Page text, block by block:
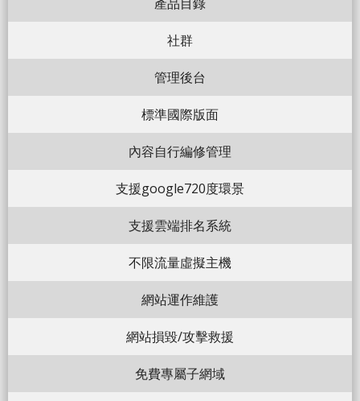
社群
管理後台
標準國際版面
內容自行編修管理
支援google720度環景
支援雲端排名系統
不限流量虛擬主機
網站運作維護
網站損毀/攻擊救援
免費專屬子網域